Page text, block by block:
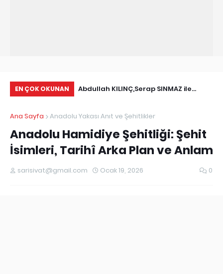
EN ÇOK OKUNAN
mantarı , Ayı
Abdullah KILINÇ,Serap SINMAZ ile
Ana Sayfa Anadolu Yakası Anıt ve Şehitlikler
Anadolu Hamidiye Şehitliği: Şehit
İsimleri, Tarihî Arka Plan ve Anlam
sarisivat@gmail.com Ocak 19, 2026 0